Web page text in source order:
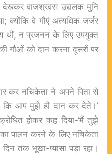
वाजश्रवस उद्दालक मुनि
क्योंकि वे गौएं अत्यधिक जर्जर
थीं, न प्रजनन के लिए उपयुक्त
गौओं को दान करना दूसरों पर
कर नचिकेता ने अपने पिता से
कि आप मुझे ही दान कर देते।’
होकर कह दिया-‘मैं तुझे
का पालन करने के लिए नचिकेता
तक भूखा-प्यासा पड़ा रहा।